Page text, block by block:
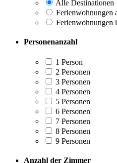
Alle Destinationen
Ferienwohnungen
Ferienwohnungen
Personenanzahl
1 Person
2 Personen
3 Personen
4 Personen
5 Personen
6 Personen
7 Personen
8 Personen
9 Personen
Anzahl der Zimmer